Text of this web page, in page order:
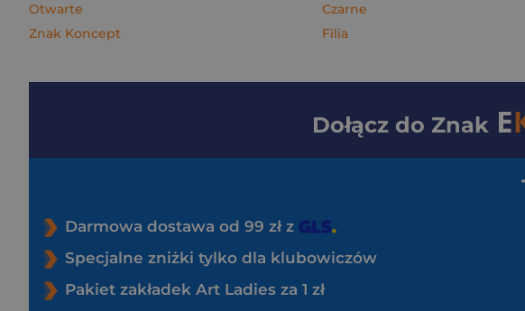
Otwarte
Znak Koncept
Czarne
Filia
Dołącz do Znak
Darmowa dostawa od 99 zł z
Specjalne zniżki tylko dla klubowiczów
Pakiet zakładek Art Ladies za 1 zł